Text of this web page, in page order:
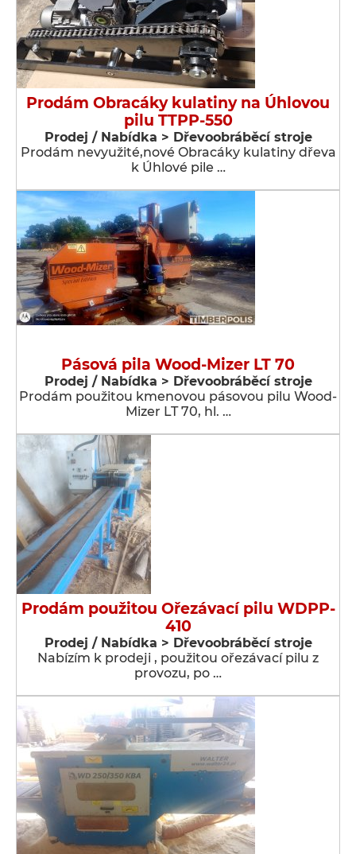
Prodám Obracáky kulatiny na Úhlovou
pilu TTPP-550
Prodej / Nabídka > Dřevoobráběcí stroje
Prodám nevyužité,nové Obracáky kulatiny dřeva
k Úhlové pile …
Pásová pila Wood-Mizer LT 70
Prodej / Nabídka > Dřevoobráběcí stroje
Prodám použitou kmenovou pásovou pilu Wood-
Mizer LT 70, hl. …
Prodám použitou Ořezávací pilu WDPP-
410
Prodej / Nabídka > Dřevoobráběcí stroje
Nabízím k prodeji , použitou ořezávací pilu z
provozu, po …